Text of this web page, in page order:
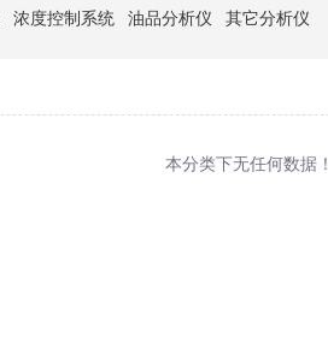
浓度控制系统 油品分析仪 其它分析仪
本分类下无任何数据！